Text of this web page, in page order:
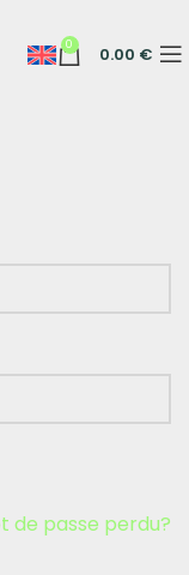
0 0.00 €
de passe perdu?